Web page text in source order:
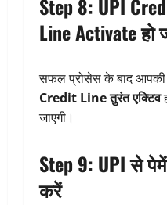
Step 8: UPI
Line Activate हो
सफल प्रोसेस के बाद आपकी
Credit Line तुरंत एक्टिव
जाएगी।
Step 9: UPI से
करें